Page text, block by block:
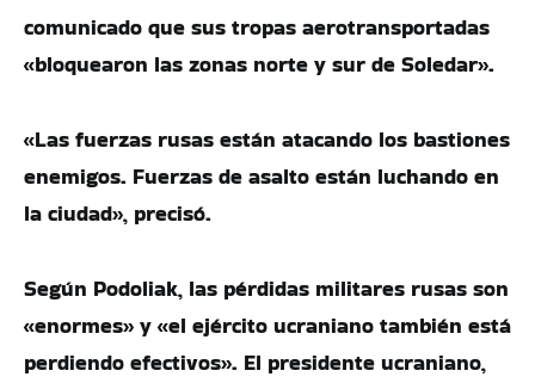
comunicado que sus tropas aerotransportadas
«bloquearon las zonas norte y sur de Soledar».
«Las fuerzas rusas están atacando los bastiones
enemigos. Fuerzas de asalto están luchando en
la ciudad», precisó.
Según Podoliak, las pérdidas militares rusas son
«enormes» y «el ejército ucraniano también está
perdiendo efectivos». El presidente ucraniano,